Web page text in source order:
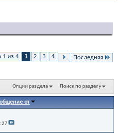
1 из 4 1 2 3 4 Последняя
Опции раздела Поиск по разделу
от